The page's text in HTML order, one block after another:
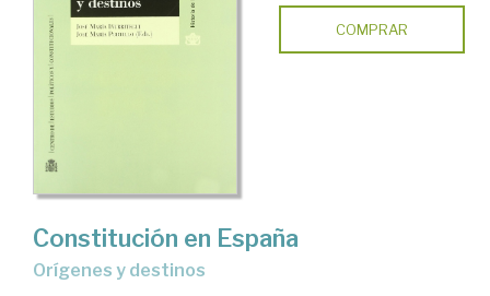
COMPRAR
Constitución en España
orígenes y destinos